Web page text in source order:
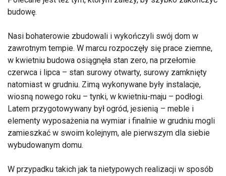
budowę.
Nasi bohaterowie zbudowali i wykończyli swój dom w
zawrotnym tempie. W marcu rozpoczęły się prace ziemne,
w kwietniu budowa osiągnęła stan zero, na przełomie
czerwca i lipca – stan surowy otwarty, surowy zamknięty
natomiast w grudniu. Zimą wykonywane były instalacje,
wiosną nowego roku – tynki, w kwietniu-maju – podłogi.
Latem przygotowywany był ogród, jesienią – meble i
elementy wyposażenia na wymiar i finalnie w grudniu mogli
zamieszkać w swoim kolejnym, ale pierwszym dla siebie
wybudowanym domu.
W przypadku takich jak ta nietypowych realizacji w sposób